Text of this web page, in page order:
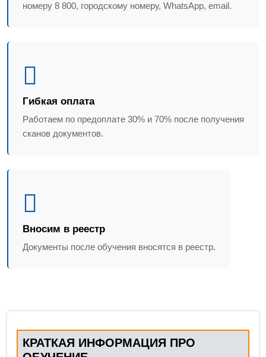
номеру 8 800, городскому номеру, WhatsApp, email.
Гибкая оплата
Работаем по предоплате 30% и 70% после получения
сканов документов.
Вносим в реестр
Документы после обучения вносятся в реестр.
КРАТКАЯ ИНФОРМАЦИЯ ПРО